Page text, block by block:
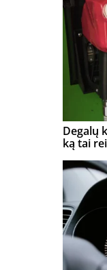
Degalų
ką tai